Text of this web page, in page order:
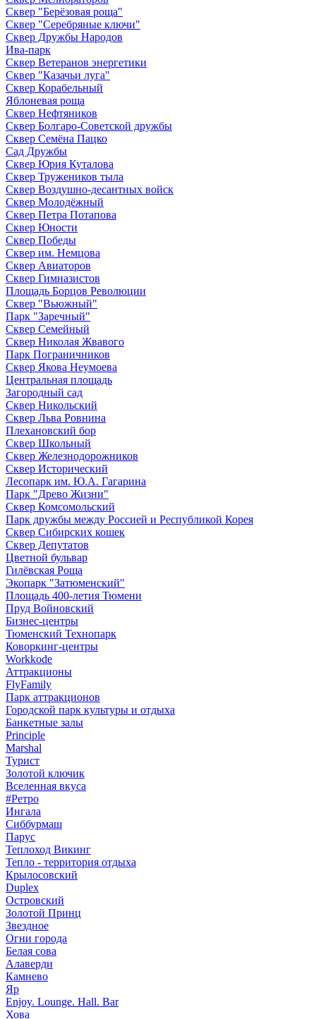
Сквер "Берёзовая роща"
Сквер "Серебряные ключи"
Сквер Дружбы Народов
Ива-парк
Сквер Ветеранов энергетики
Сквер "Казачьи луга"
Сквер Корабельный
Яблоневая роща
Сквер Нефтяников
Сквер Болгаро-Советской дружбы
Сквер Семёна Пацко
Сад Дружбы
Сквер Юрия Куталова
Сквер Тружеников тыла
Сквер Воздушно-десантных войск
Сквер Молодёжный
Сквер Петра Потапова
Сквер Юности
Сквер Победы
Сквер им. Немцова
Сквер Авиаторов
Сквер Гимназистов
Площадь Борцов Революции
Сквер "Вьюжный"
Парк "Заречный"
Сквер Семейный
Сквер Николая Жвавого
Парк Пограничников
Сквер Якова Неумоева
Центральная площадь
Загородный сад
Сквер Никольский
Сквер Льва Ровнина
Плехановский бор
Сквер Школьный
Сквер Железнодорожников
Сквер Исторический
Лесопарк им. Ю.А. Гагарина
Парк "Древо Жизни"
Сквер Комсомольский
Парк дружбы между Россией и Республикой Корея
Сквер Сибирских кошек
Сквер Депутатов
Цветной бульвар
Гилёвская Роща
Экопарк "Затюменский"
Площадь 400-летия Тюмени
Пруд Войновский
Бизнес-центры
Тюменский Технопарк
Коворкинг-центры
Workkode
Аттракционы
FlyFamily
Парк аттракционов
Городской парк культуры и отдыха
Банкетные залы
Principle
Marshal
Турист
Золотой ключик
Вселенная вкуса
#Ретро
Ингала
Сиббурмаш
Парус
Теплоход Викинг
Тепло - территория отдыха
Крылосовский
Duplex
Островский
Золотой Принц
Звездное
Огни города
Белая сова
Алаверди
Камнево
Яр
Enjoy. Lounge. Hall. Bar
Хова